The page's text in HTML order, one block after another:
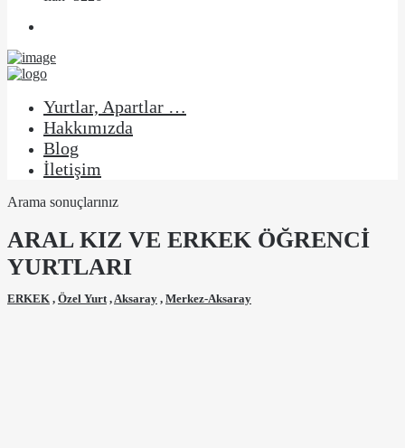
Yurtlar, Apartlar …
Hakkımızda
Blog
İletişim
Arama sonuçlarınız
ARAL KIZ VE ERKEK ÖĞRENCİ
YURTLARI
ERKEK , Özel Yurt , Aksaray , Merkez-Aksaray